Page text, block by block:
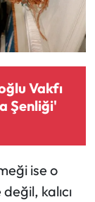
Vakfı
Şenliği'
ise o
kalıcı